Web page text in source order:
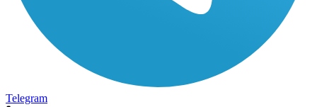
Telegram